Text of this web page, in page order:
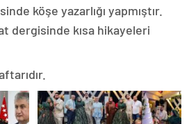
köşe yazarlığı yapmıştır.
dergisinde kısa hikayeleri